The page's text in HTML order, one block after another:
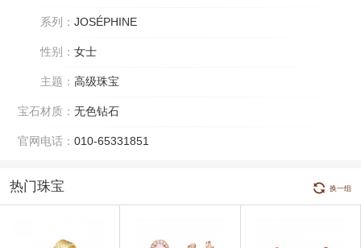
系列： JOSÉPHINE
性别： 女士
主题： 高级珠宝
宝石材质： 无色钻石
官网电话： 010-65331851
热门珠宝 换一组